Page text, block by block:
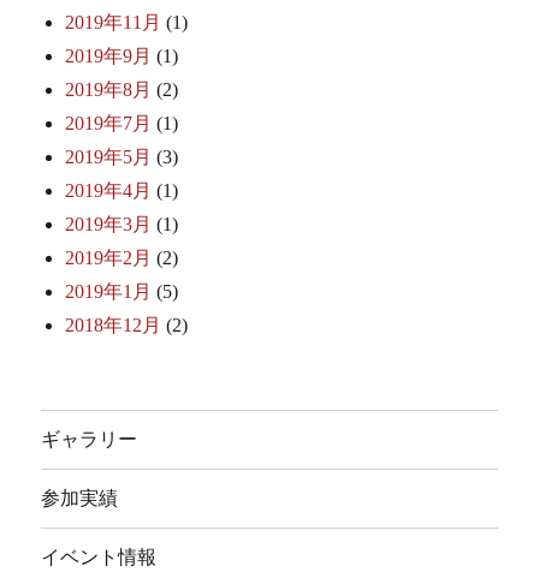
2019年11月 (1)
2019年9月 (1)
2019年8月 (2)
2019年7月 (1)
2019年5月 (3)
2019年4月 (1)
2019年3月 (1)
2019年2月 (2)
2019年1月 (5)
2018年12月 (2)
ギャラリー
参加実績
イベント情報